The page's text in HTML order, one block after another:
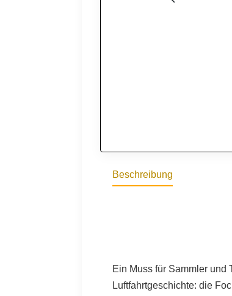
Beschreibung
Ein Muss für Sammler und
Luftfahrtgeschichte: die